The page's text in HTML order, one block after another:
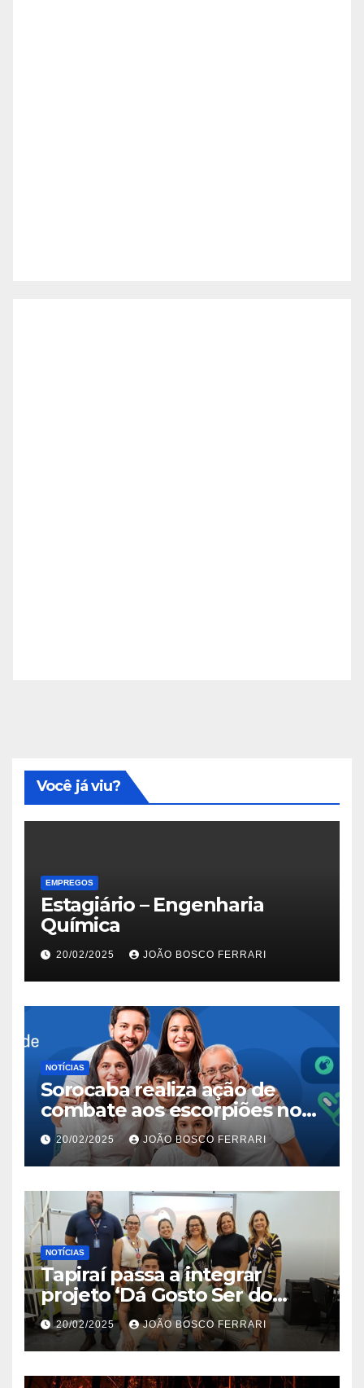
Você já viu?
EMPREGOS
Estagiário – Engenharia
Química
20/02/2025 JOÃO BOSCO FERRARI
NOTÍCIAS
Sorocaba realiza ação de
combate aos escorpiões no
Jardim São Carlos
20/02/2025 JOÃO BOSCO FERRARI
NOTÍCIAS
Tapiraí passa a integrar
projeto ‘Dá Gosto Ser do
Ribeira’ | ASN São Paulo
20/02/2025 JOÃO BOSCO FERRARI